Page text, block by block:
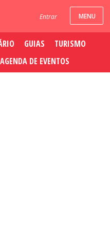
Entrar
GUIAS
TURISMO
AGENDA DE EVENTOS